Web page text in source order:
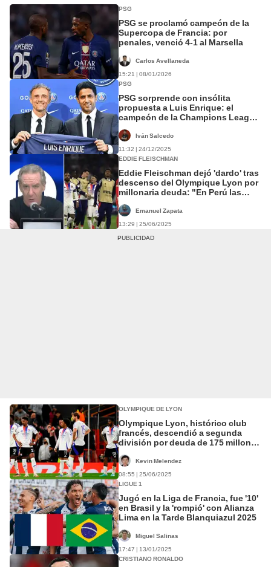
PSG
PSG se proclamó campeón de la
Supercopa de Francia: por
penales, venció 4-1 al Marsella
Carlos Avellaneda
15:21 | 08/01/2026
PSG
PSG sorprende con insólita
propuesta a Luis Enrique: el
campeón de la Champions League
vitalicioIván Salcedo
11:32 | 24/12/2025
EDDIE FLEISCHMAN
Eddie Fleischman dejó 'dardo' tras
descenso del Olympique Lyon por
millonaria deuda: "En Perú las
Emanuel Zapata
13:29 | 25/06/2025
OLYMPIQUE DE LYON
Olympique Lyon, histórico club
francés, descendió a segunda
división por deuda de 175 millones
Kevin Melendez
08:55 | 25/06/2025
LIGUE 1
Jugó en la Liga de Francia, fue '10'
en Brasil y la 'rompió' con Alianza
Lima en la Tarde Blanquiazul 2025
Miguel Salinas
17:47 | 13/01/2025
CRISTIANO RONALDO